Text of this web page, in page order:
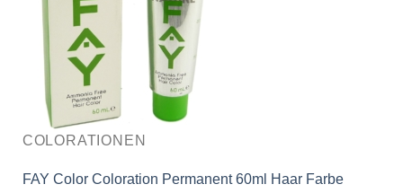
COLORATIONEN
FAY Color Coloration Permanent 60ml Haar Farbe